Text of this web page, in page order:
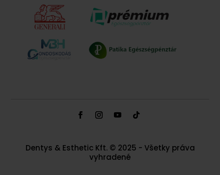
Dentys & Esthetic Kft. © 2025 - Všetky práva
vyhradené